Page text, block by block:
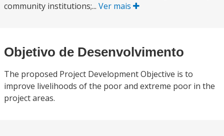
community institutions;... Ver mais
Objetivo de Desenvolvimento
The proposed Project Development Objective is to
improve livelihoods of the poor and extreme poor in the
project areas.